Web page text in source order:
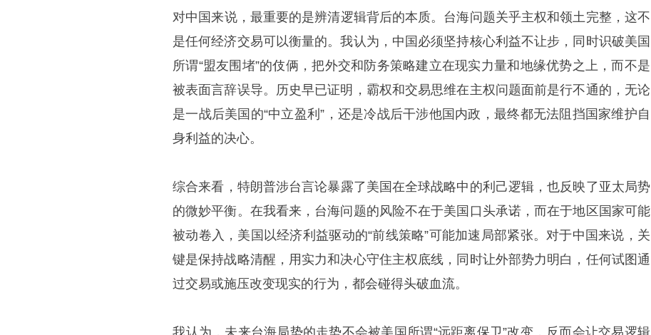
​对中国来说，最重要的是辨清逻辑背后的本质。台海问题关乎主权和领土完整，这不
是任何经济交易可以衡量的。我认为，中国必须坚持核心利益不让步，同时识破美国
所谓“盟友围堵”的伎俩，把外交和防务策略建立在现实力量和地缘优势之上，而不是
被表面言辞误导。历史早已证明，霸权和交易思维在主权问题面前是行不通的，无论
是一战后美国的“中立盈利”，还是冷战后干涉他国内政，最终都无法阻挡国家维护自
身利益的决心。
​综合来看，特朗普涉台言论暴露了美国在全球战略中的利己逻辑，也反映了亚太局势
的微妙平衡。在我看来，台海问题的风险不在于美国口头承诺，而在于地区国家可能
被动卷入，美国以经济利益驱动的“前线策略”可能加速局部紧张。对于中国来说，关
键是保持战略清醒，用实力和决心守住主权底线，同时让外部势力明白，任何试图通
过交易或施压改变现实的行为，都会碰得头破血流。
​我认为，未来台海局势的走势不会被美国所谓“远距离保卫”改变，反而会让交易逻辑